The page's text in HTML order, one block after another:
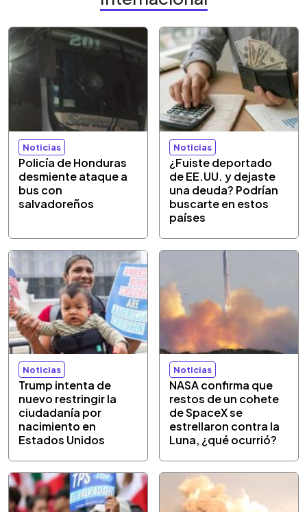
Noticias
Policía de Honduras
desmiente ataque a
bus con
salvadoreños
Noticias
¿Fuiste deportado
de EE.UU. y dejaste
una deuda? Podrían
buscarte en estos
países
Noticias
Trump intenta de
nuevo restringir la
ciudadanía por
nacimiento en
Estados Unidos
Noticias
NASA confirma que
restos de un cohete
de SpaceX se
estrellaron contra la
Luna, ¿qué ocurrió?